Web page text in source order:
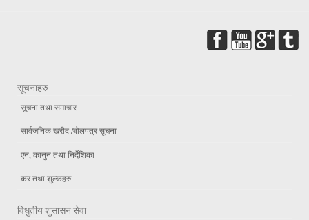
सूचनाहरु
सूचना तथा समाचार
सार्वजनिक खरीद /बोलपत्र सूचना
एन, कानुन तथा निर्देशिका
कर तथा शुल्कहरु
विधुतीय शुसासन सेवा